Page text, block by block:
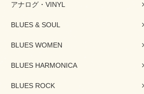
アナログ・VINYL
BLUES & SOUL
BLUES WOMEN
BLUES HARMONICA
BLUES ROCK